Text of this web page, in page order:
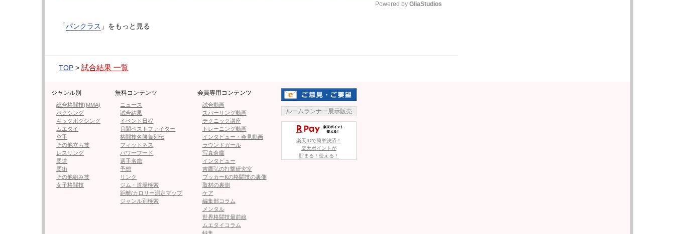
一本 1R2分17秒 ※リアネイキッドチョーク
※藤野が計量失敗のためキャッチウェイトのワンマッチで実施
※※時田は準決勝進出
Powered by GliaStudios
「パンクラス 」をもっと見る
TOP > 試合結果 一覧
ジャンル別
総合格闘技(MMA)
ボクシング
キックボクシング
ムエタイ
空手
その他立ち技
レスリング
柔道
柔術
その他組み技
女子格闘技
無料コンテンツ
ニュース
試合結果
イベント日程
月間ベストファイター
格闘技名勝負列伝
フィットネス
パワーフード
選手名鑑
予想
リンク
ジム・道場検索
距離/カロリー測定マップ
ジャンル別検索
会員専用コンテンツ
試合動画
スパーリング動画
テクニック講座
トレーニング動画
インタビュー・会見動画
ラウンドガール
写真倉庫
インタビュー
吉鷹弘の打撃研究室
ブッカーKの格闘技の裏側
取材の裏側
ケア
編集部コラム
メンタル
世界格闘技最前線
ムエタイコラム
ルームランナー展示販売
楽天IDで簡単決済！
楽天ポイントが
貯まる！使える！